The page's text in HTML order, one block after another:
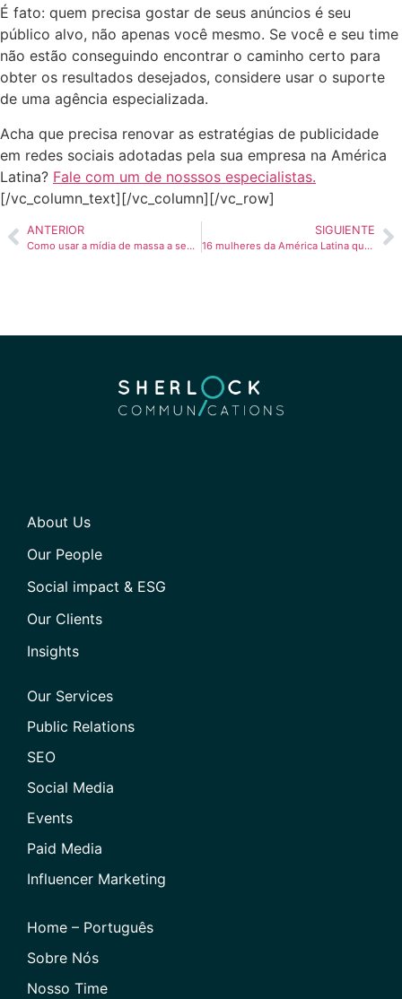
É fato: quem precisa gostar de seus anúncios é seu
público alvo, não apenas você mesmo. Se você e seu time
não estão conseguindo encontrar o caminho certo para
obter os resultados desejados, considere usar o suporte
de uma agência especializada.
Acha que precisa renovar as estratégias de publicidade
em redes sociais adotadas pela sua empresa na América
Latina? Fale com um de nosssos especialistas.
[/vc_column_text][/vc_column][/vc_row]
ANTERIOR
Como usar a mídia de massa a seu favor durante a era das redes sociais
SIGUIENTE
16 mulheres da América Latina que nos inspiram
About Us
Our People
Social impact & ESG
Our Clients
Insights
Our Services
Public Relations
SEO
Social Media
Events
Paid Media
Influencer Marketing
Home – Português
Sobre Nós
Nosso Time